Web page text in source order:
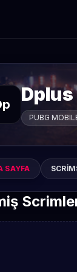
PUBG
SAYFA